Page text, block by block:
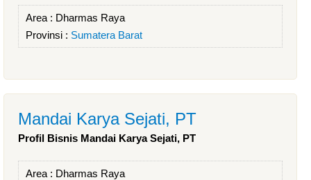
Area : Dharmas Raya
Provinsi : Sumatera Barat
Mandai Karya Sejati, PT
Profil Bisnis Mandai Karya Sejati, PT
Area : Dharmas Raya